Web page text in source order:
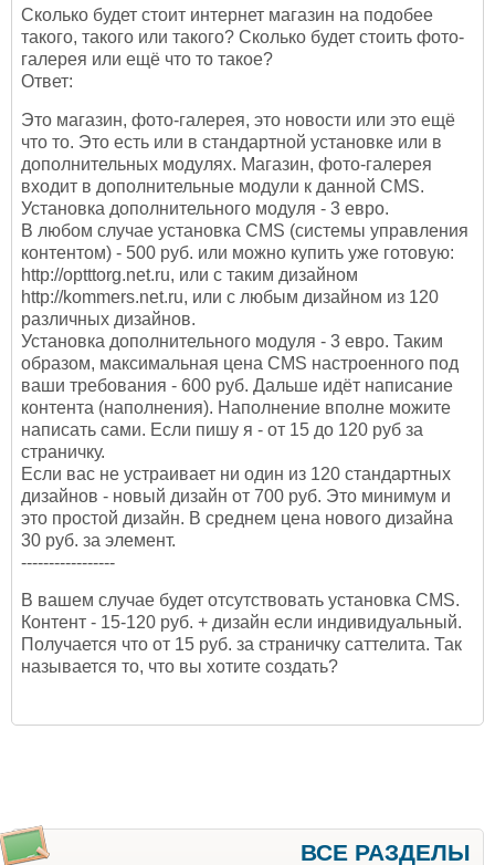
Сколько будет стоит интернет магазин на подобее
такого, такого или такого? Сколько будет стоить фото-
галерея или ещё что то такое?
Ответ:
Это магазин, фото-галерея, это новости или это ещё
что то. Это есть или в стандартной установке или в
дополнительных модулях. Магазин, фото-галерея
входит в дополнительные модули к данной CMS.
Установка дополнительного модуля - 3 евро.
В любом случае установка CMS (системы управления
контентом) - 500 руб. или можно купить уже готовую:
http://optttorg.net.ru, или с таким дизайном
http://kommers.net.ru, или с любым дизайном из 120
различных дизайнов.
Установка дополнительного модуля - 3 евро. Таким
образом, максимальная цена CMS настроенного под
ваши требования - 600 руб. Дальше идёт написание
контента (наполнения). Наполнение вполне можите
написать сами. Если пишу я - от 15 до 120 руб за
страничку.
Если вас не устраивает ни один из 120 стандартных
дизайнов - новый дизайн от 700 руб. Это минимум и
это простой дизайн. В среднем цена нового дизайна
30 руб. за элемент.
-----------------
В вашем случае будет отсутствовать установка CMS.
Контент - 15-120 руб. + дизайн если индивидуальный.
Получается что от 15 руб. за страничку саттелита. Так
называется то, что вы хотите создать?
ВСЕ РАЗДЕЛЫ